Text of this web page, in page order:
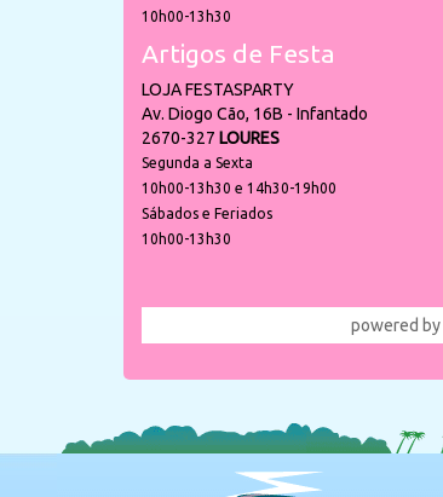
10h00-13h30
Artigos de Festa
LOJA FESTASPARTY
Av. Diogo Cão, 16B - Infantado
2670-327 LOURES
Segunda a Sexta
10h00-13h30 e 14h30-19h00
Sábados e Feriados
10h00-13h30
powered by